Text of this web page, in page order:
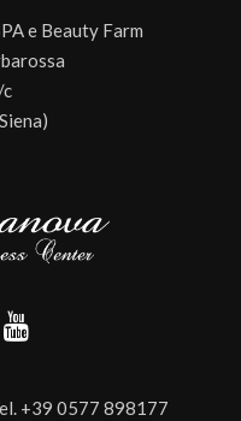
e Beauty Farm
+39 0577 898177